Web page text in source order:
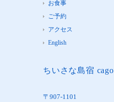
お食事
ご予約
アクセス
English
ちいさな島宿 cago
〒907-1101